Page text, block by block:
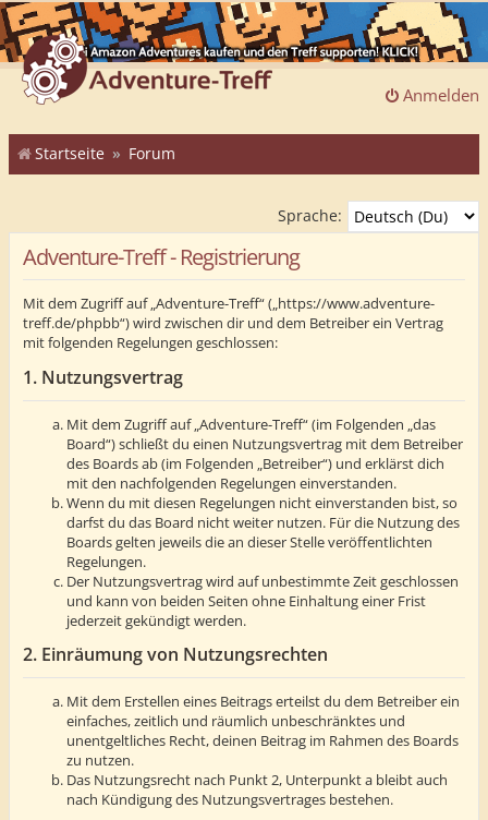
Anmelden
Startseite Forum
Sprache:
Adventure-Treff - Registrierung
Mit dem Zugriff auf „Adventure-Treff“ („https://www.adventure-
treff.de/phpbb“) wird zwischen dir und dem Betreiber ein Vertrag
mit folgenden Regelungen geschlossen:
1. Nutzungsvertrag
Mit dem Zugriff auf „Adventure-Treff“ (im Folgenden „das
Board“) schließt du einen Nutzungsvertrag mit dem Betreiber
des Boards ab (im Folgenden „Betreiber“) und erklärst dich
mit den nachfolgenden Regelungen einverstanden.
Wenn du mit diesen Regelungen nicht einverstanden bist, so
darfst du das Board nicht weiter nutzen. Für die Nutzung des
Boards gelten jeweils die an dieser Stelle veröffentlichten
Regelungen.
Der Nutzungsvertrag wird auf unbestimmte Zeit geschlossen
und kann von beiden Seiten ohne Einhaltung einer Frist
jederzeit gekündigt werden.
2. Einräumung von Nutzungsrechten
Mit dem Erstellen eines Beitrags erteilst du dem Betreiber ein
einfaches, zeitlich und räumlich unbeschränktes und
unentgeltliches Recht, deinen Beitrag im Rahmen des Boards
zu nutzen.
Das Nutzungsrecht nach Punkt 2, Unterpunkt a bleibt auch
nach Kündigung des Nutzungsvertrages bestehen.